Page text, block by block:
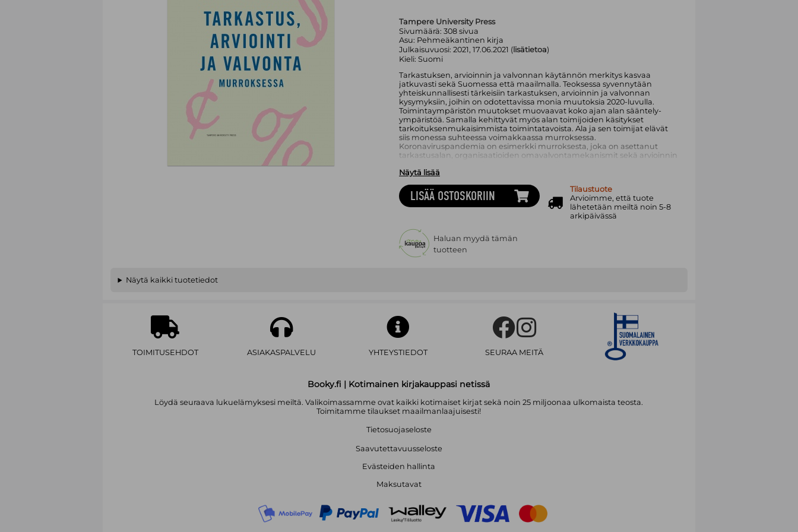
Tampere University Press
Sivumäärä: 308sivua
Asu: Pehmeäkantinen kirja
Julkaisuvuosi: 2021, 17.06.2021 (lisätietoa)
Kieli: Suomi
Tarkastuksen, arvioinnin ja valvonnan käytännön merkitys kasvaa
jatkuvasti sekä Suomessa että maailmalla. Teoksessa syvennytään
yhteiskunnallisesti tärkeisiin tarkastuksen, arvioinnin ja valvonnan
kysymyksiin, joihin on odotettavissa monia muutoksia 2020-luvulla.
Toimintaympäristön muutokset muovaavat koko ajan alan sääntely-
ympäristöä. Samalla kehittyvät myös alan toimijoiden käsitykset
tarkoituksenmukaisimmista toimintatavoista. Ala ja sen toimijat elävät
siis monessa suhteessa voimakkaassa murroksessa.
Koronaviruspandemia on esimerkki murroksesta, joka on asettanut
tarkastusalan, organisaatioiden omavalvontamekanismit sekä arvioinnin
tarkastellaan teoksen viidessätoista artikkelissa käytännönläheisesti
mutta myös vahvasti tieteelliseen tutkimustietoon nojautuen. Kokoelma
on monitieteinen, koska tarkasteltavat kysymykset ovat paitsi yksityisen
ja julkisen sektorin rajan, myös tieteenalarajat ylittäviä. Siinä yhdistyvät
soveltuu esimerkiksi tilintarkastuksen ja arvioinnin ammattilaisille,
opiskelijoille ja tutkijoille.
Näytä lisää
LISÄÄ OSTOSKORIIN
Tilaustuote
Arvioimme, että tuote
lähetetään meiltä noin 5-8
arkipäivässä
Haluan myydä tämän
tuotteen
Näytä kaikki tuotetiedot
TOIMITUSEHDOT ASIAKASPALVELU YHTEYSTIEDOT SEURAA MEITÄ
Booky.fi | Kotimainen kirjakauppasi netissä
Löydä seuraava lukuelämyksesi meiltä. Valikoimassamme ovat kaikki kotimaiset kirjat sekä noin 25 miljoonaa ulkomaista teosta.
Toimitamme tilaukset maailmanlaajuisesti!
Tietosuojaseloste
Saavutettavuusseloste
Evästeiden hallinta
Maksutavat